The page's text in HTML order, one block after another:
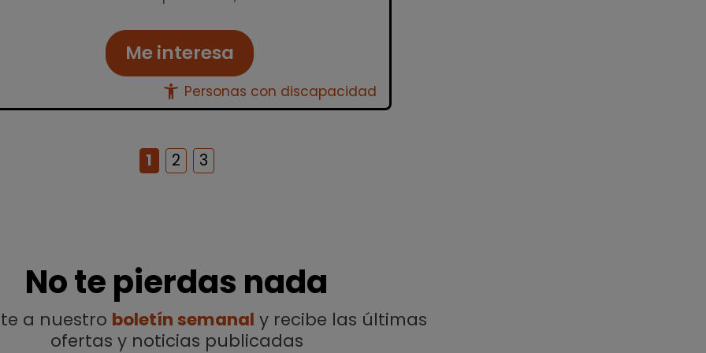
Me interesa
accessibility_new Personas con discapacidad
1 2 3
No te pierdas nada
a nuestro boletín semanal y recibe las últimas
ofertas y noticias publicadas